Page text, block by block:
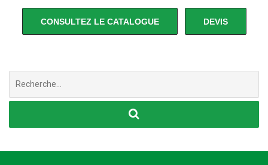
CONSULTEZ LE CATALOGUE DEVIS